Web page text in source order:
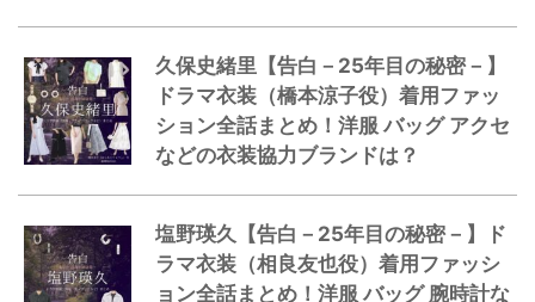
久保史緒里【告白－25年目の秘密－】
ドラマ衣装（橋本涼子役）着用ファッ
ション全話まとめ！洋服 バッグ アクセ
などの衣装協力ブランドは？
塩野瑛久【告白－25年目の秘密－】ド
ラマ衣装（相良友也役）着用ファッシ
ョン全話まとめ！洋服 バッグ 腕時計な